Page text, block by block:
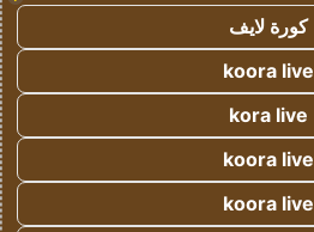
كورة لايف
koora live
kora live
koora live
koora live